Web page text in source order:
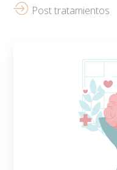
Post tratamientos